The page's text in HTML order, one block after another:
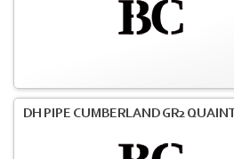
DH PIPE CUMBERLAND GR2 QUAINT